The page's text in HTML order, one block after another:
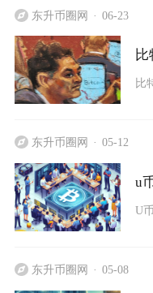
东升币圈网 06-23
比
比
东升币圈网 05-12
u
U
东升币圈网 05-08